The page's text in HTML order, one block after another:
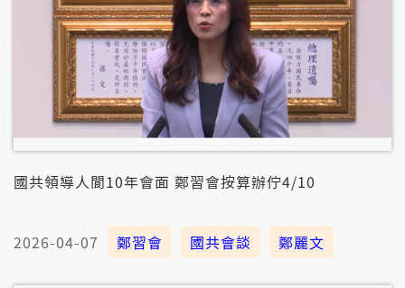
國共領導人閬10年會面 鄭習會按算辦佇4/10
2026-04-07 鄭習會 國共會談 鄭麗文